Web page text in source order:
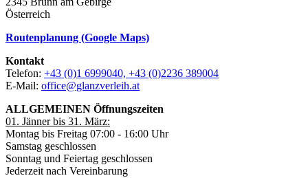
Österreich
Routenplanung (Google Maps)
Kontakt
Telefon: +43 (0)1 6999040, +43 (0)2236 389004
E-Mail: office@glanzverleih.at
ALLGEMEINEN Öffnungszeiten
01. Jänner bis 31. März:
Montag bis Freitag 07:00 - 16:00 Uhr
Samstag geschlossen
Sonntag und Feiertag geschlossen
Jederzeit nach Vereinbarung